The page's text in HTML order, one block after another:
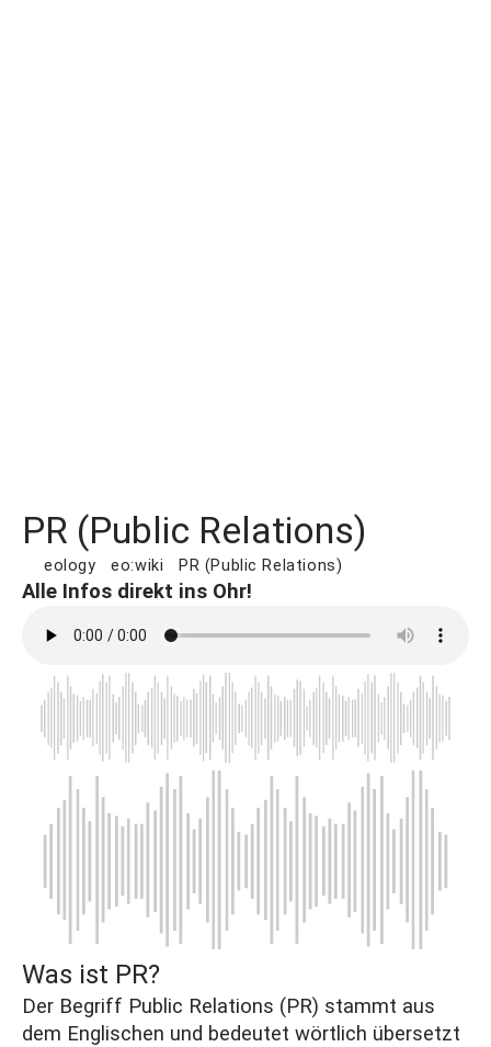
PR (Public Relations)
eology eo:wiki PR (Public Relations)
Alle Infos direkt ins Ohr!
Was ist PR?
Der Begriff Public Relations (PR) stammt aus
dem Englischen und bedeutet wörtlich übersetzt